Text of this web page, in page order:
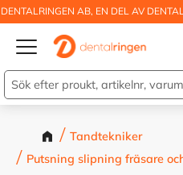
DENTALRINGEN AB, EN DEL AV
Tandtekniker
Putsning slipning fräsare